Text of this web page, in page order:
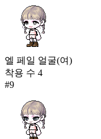
엘 페일 얼굴(여)
착용 수 4
#9